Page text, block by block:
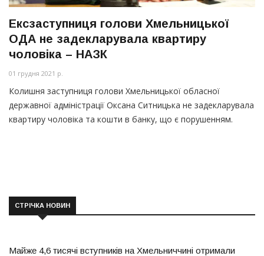
Ексзаступниця голови Хмельницької
ОДА не задекларувала квартиру
чоловіка – НАЗК
01 грудня 2021 р.
Колишня заступниця голови Хмельницької обласної
державної адміністрації Оксана Ситницька не задекларувала
квартиру чоловіка та кошти в банку, що є порушенням.
СТРІЧКА НОВИН
Майже 4,6 тисячі вступників на Хмельниччині отримали